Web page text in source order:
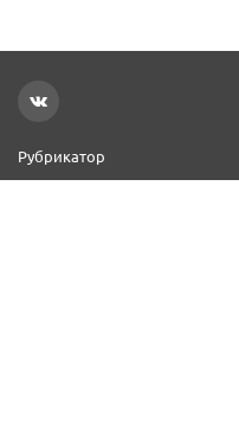
Рубрикатор